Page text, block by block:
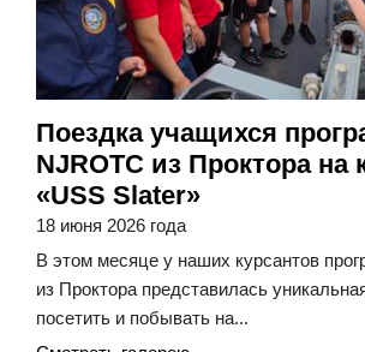
Поездка учащихся
NJROTC из Проктора на
«USS Slater»
18 июня 2026 года
В этом месяце у наших курсантов
из Проктора представилась
посетить и побывать на...